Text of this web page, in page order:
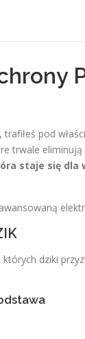
pod
trwale
staje się dla
dziki